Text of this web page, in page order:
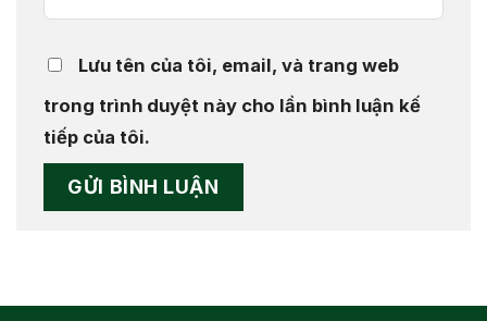
Lưu tên của tôi, email, và trang web
trong trình duyệt này cho lần bình luận kế
tiếp của tôi.